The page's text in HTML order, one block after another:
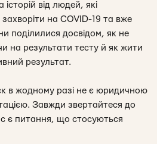
від людей, які
на COVID-19 та вже
поділилися досвідом, як не
на результати тесту й як жити
результат.
в жодному разі не є юридичною
Завжди звертайтеся до
є питання, що стосуються